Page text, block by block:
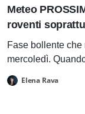
Meteo
roventi
Fase bollente
mercoledì.
Elena Rava